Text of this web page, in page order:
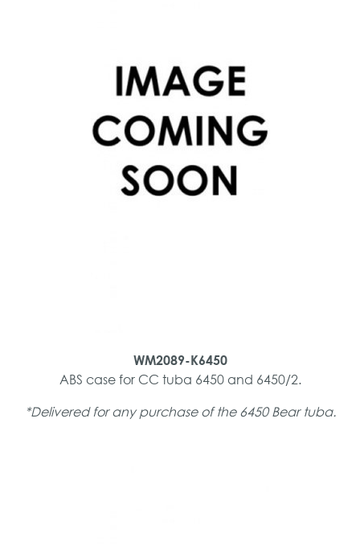
WM2089-K6450
ABS case for CC tuba 6450 and 6450/2.
*Delivered for any purchase of the 6450 Bear tuba.